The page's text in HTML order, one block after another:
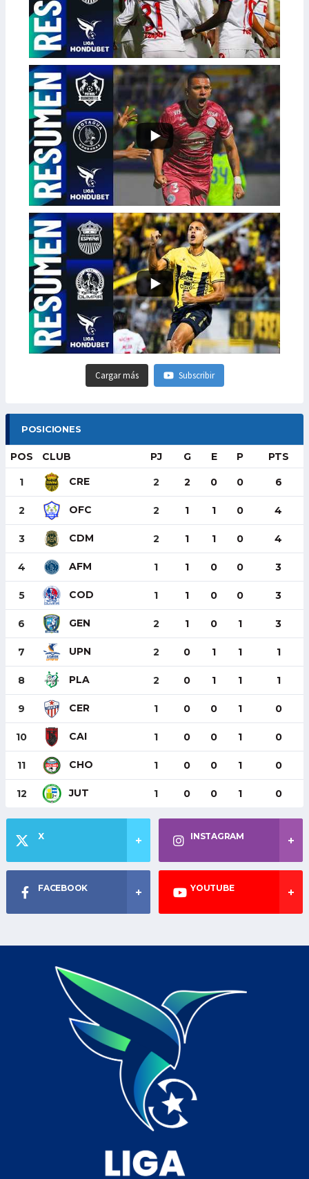
Cargar más Subscribir
POSICIONES
POS CLUB PJ G E P PTS
1 CRE 2 2 0 0 6
2 OFC 2 1 1 0 4
3 CDM 2 1 1 0 4
4 AFM 1 1 0 0 3
5 COD 1 1 0 0 3
6 GEN 2 1 0 1 3
7 UPN 2 0 1 1 1
8 PLA 2 0 1 1 1
9 CER 1 0 0 1 0
10 CAI 1 0 0 1 0
11 CHO 1 0 0 1 0
12 JUT 1 0 0 1 0
X INSTAGRAM
FACEBOOK YOUTUBE